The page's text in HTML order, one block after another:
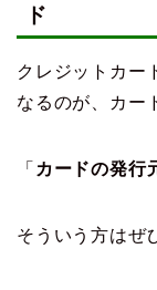
ド
クレジットカー
なるのが、カー
「 カードの発行
そういう方はぜ